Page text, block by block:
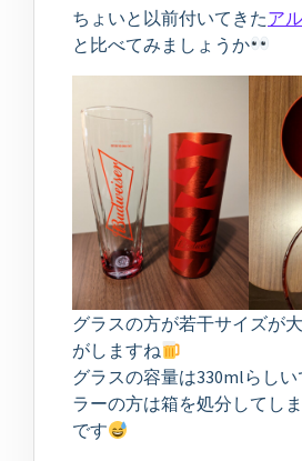
ちょいと以前付いてきたア
と比べてみましょうか
グラスの方が若干サイズが
がしますね
グラスの容量は330mlらし
ラーの方は箱を処分してし
です